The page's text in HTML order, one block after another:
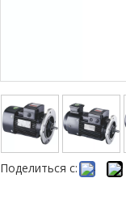
Поделиться с: